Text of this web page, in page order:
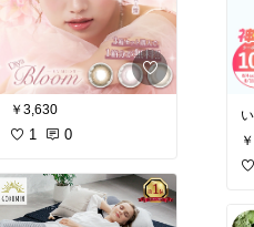
￥3,630
1 0